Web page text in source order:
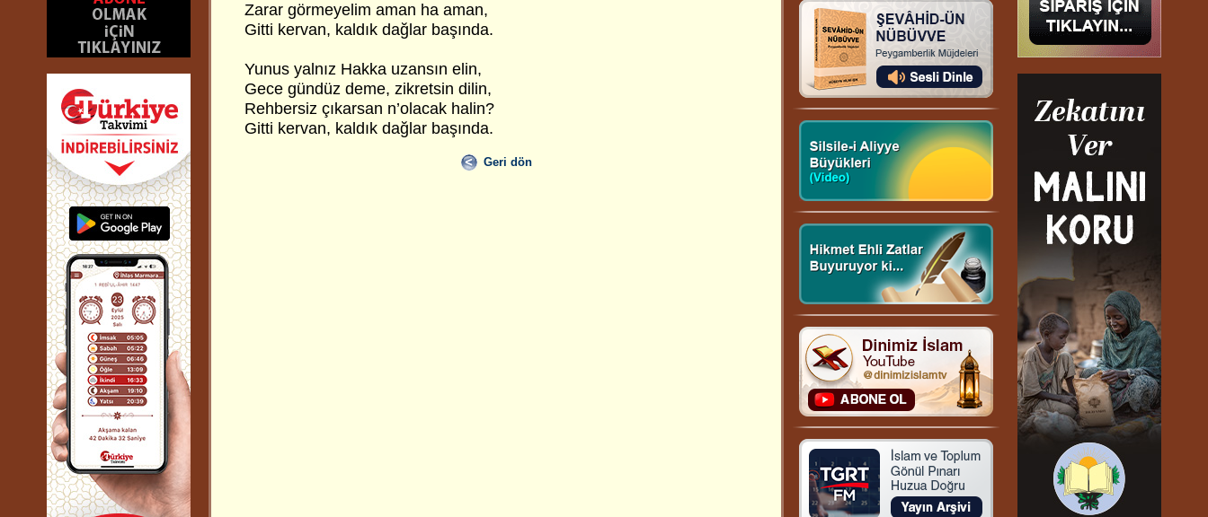
Zarar görmeyelim aman ha aman,
Gitti kervan, kaldık dağlar başında.
Yunus yalnız Hakka uzansın elin,
Gece gündüz deme, zikretsin dilin,
Rehbersiz çıkarsan n’olacak halin?
Gitti kervan, kaldık dağlar başında.
Geri dön